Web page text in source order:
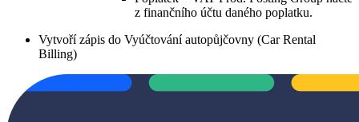
z finančního účtu daného poplatku.
Vytvoří zápis do Vyúčtování autopůjčovny (Car Rental
Billing)